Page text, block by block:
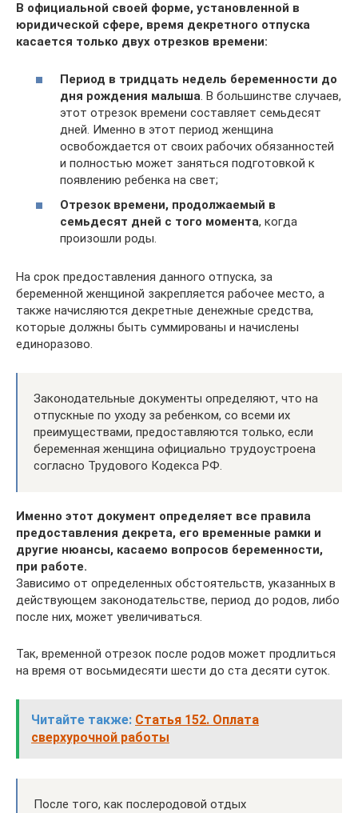
В официальной своей форме, установленной в
юридической сфере, время декретного отпуска
касается только двух отрезков времени:
Период в тридцать недель беременности до
дня рождения малыша . В большинстве случаев,
этот отрезок времени составляет семьдесят
дней. Именно в этот период женщина
освобождается от своих рабочих обязанностей
и полностью может заняться подготовкой к
появлению ребенка на свет;
Отрезок времени, продолжаемый в
семьдесят дней с того момента, когда
произошли роды.
На срок предоставления данного отпуска, за
беременной женщиной закрепляется рабочее место, а
также начисляются декретные денежные средства,
которые должны быть суммированы и начислены
единоразово.
Законодательные документы определяют, что на
отпускные по уходу за ребенком, со всеми их
преимуществами, предоставляются только, если
беременная женщина официально трудоустроена
согласно Трудового Кодекса РФ.
Именно этот документ определяет все правила
предоставления декрета, его временные рамки и
другие нюансы, касаемо вопросов беременности,
при работе.
Зависимо от определенных обстоятельств, указанных в
действующем законодательстве, период до родов, либо
после них, может увеличиваться.
Так, временной отрезок после родов может продлиться
на время от восьмидесяти шести до ста десяти суток.
Читайте также: Статья 152. Оплата
сверхурочной работы
После того, как послеродовой отдых